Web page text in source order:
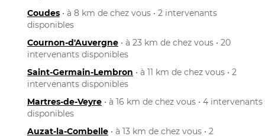
Coudes • à 8 km de chez vous • 2 intervenants
disponibles
Cournon-d'Auvergne • à 23 km de chez vous • 20
intervenants disponibles
Saint-Germain-Lembron • à 11 km de chez vous • 2
intervenants disponibles
Martres-de-Veyre • à 16 km de chez vous • 4 intervenants
disponibles
Auzat-la-Combelle • à 13 km de chez vous • 2